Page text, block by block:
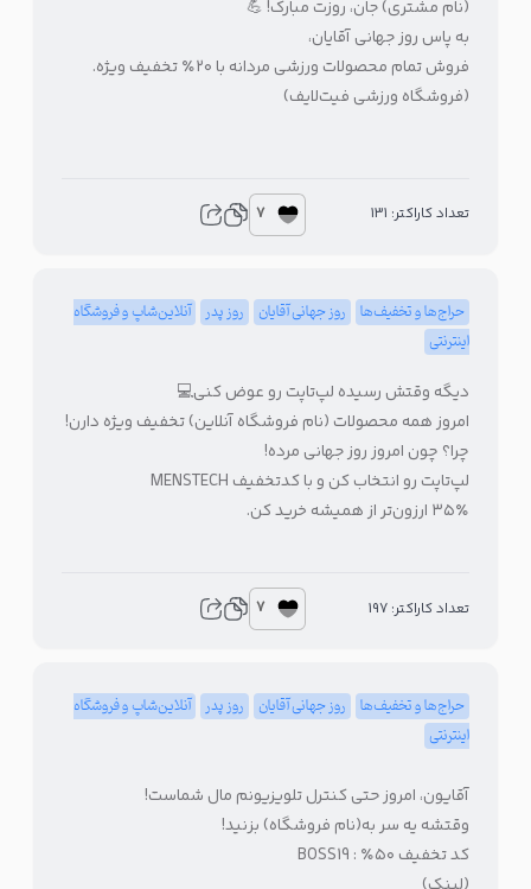
(نام مشتری) جان، روزت مبارک! 💪
به پاس روز جهانی آقایان،
فروش تمام محصولات ورزشی مردانه با ۲۰٪ تخفیف ویژه.
(فروشگاه ورزشی فیت‌لایف)
تعداد کاراکتر: 131 7
حراج‌ها و تخفیف‌ها روز جهانی آقایان روز پدر
آنلاین‌شاپ و فروشگاه
اینترنتی
دیگه وقتش رسیده لپ‌تاپت رو عوض کنی💻
امروز همه محصولات (نام فروشگاه آنلاین) تخفیف ویژه دارن!
چرا؟ چون امروز روز جهانی مرده!
لپ‌تاپت رو انتخاب کن و با کدتخفیف MENSTECH
۳۵٪ ارزون‌تر از همیشه خرید کن.
تعداد کاراکتر: 197 7
حراج‌ها و تخفیف‌ها روز جهانی آقایان روز پدر
آنلاین‌شاپ و فروشگاه
اینترنتی
آقایون، امروز حتی کنترل تلویزیونم مال شماست!
وقتشه یه سر به(نام فروشگاه) بزنید!
کد تخفیف ۵۰٪ : BOSS19